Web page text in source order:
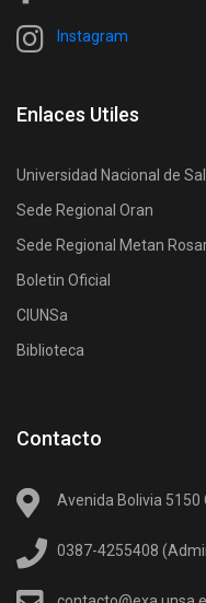
Instagram
Enlaces Utiles
Universidad Nacional de
Sede Regional Oran
Sede Regional Metan
Boletin Oficial
CIUNSa
Biblioteca
Contacto
Avenida Bolivia 5150
0387-4255408